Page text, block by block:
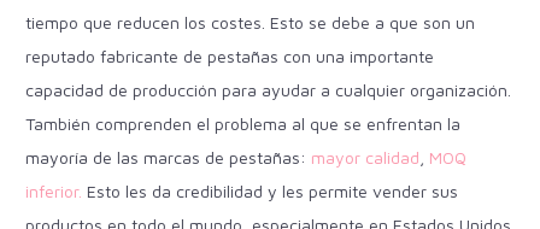
tiempo que reducen los costes. Esto se debe a que son un
reputado fabricante de pestañas con una importante
capacidad de producción para ayudar a cualquier organización.
También comprenden el problema al que se enfrentan la
mayoría de las marcas de pestañas: mayor calidad MOQ
inferior. Esto les da credibilidad y les permite vender sus
productos en todo el mundo, especialmente en Estados Unidos.